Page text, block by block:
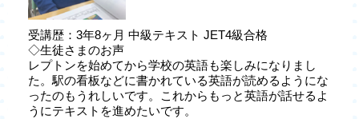
受講歴：3年8ヶ月 中級テキスト JET4級合格
◇生徒さまのお声
レプトンを始めてから学校の英語も楽しみになりまし
た。駅の看板などに書かれている英語が読めるようにな
ったのもうれしいです。これからもっと英語が話せるよ
うにテキストを進めたいです。